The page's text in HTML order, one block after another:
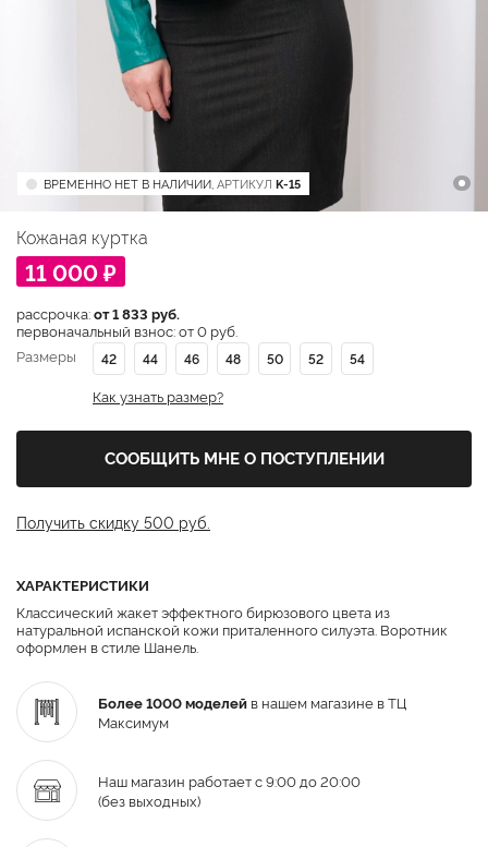
ВРЕМЕННО НЕТ В НАЛИЧИИ, АРТИКУЛ K-15
Кожаная куртка
11 000 ₽
рассрочка:от 1 833 руб.
первоначальный взнос: от 0 руб.
Размеры
42 44 46 48 50 52 54
Как узнать размер?
СООБЩИТЬ МНЕ О ПОСТУПЛЕНИИ
Получить скидку 500 руб.
ХАРАКТЕРИСТИКИ
Классический жакет эффектного бирюзового цвета из
натуральной испанской кожи приталенного силуэта. Воротник
оформлен в стиле Шанель.
Более 1000 моделей в нашем магазине в ТЦ
Максимум
Наш магазин работает с 9:00 до 20:00
(без выходных)